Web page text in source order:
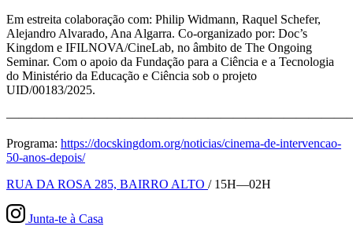
Em estreita colaboração com: Philip Widmann, Raquel Schefer,
Alejandro Alvarado, Ana Algarra. Co-organizado por: Doc’s
Kingdom e IFILNOVA/CineLab, no âmbito de The Ongoing
Seminar. Com o apoio da Fundação para a Ciência e a Tecnologia
do Ministério da Educação e Ciência sob o projeto
UID/00183/2025.
Programa: https://docskingdom.org/noticias/cinema-de-intervencao-
50-anos-depois/
RUA DA ROSA 285, BAIRRO ALTO / 15H—02H
Junta-te à Casa